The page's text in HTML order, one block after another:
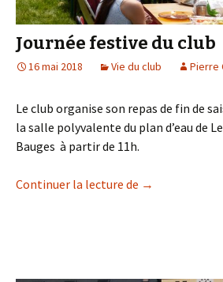
Journée festive du club
16 mai 2018 Vie du club Pierre
Le club organise son repas de fin de
la salle polyvalente du plan d’eau de
Bauges à partir de 11h.
Continuer la lecture de Journée festive
→